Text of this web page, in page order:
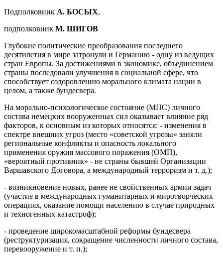
Подполковник А. БОСЫХ,
подполковник М. ШИГОВ
Глубокие политические преобразования последнего
десятилетия в мире затронули и Германию - одну из ведущих
стран Европы. За достижениями в экономике, объединением
страны последовали улучшения в социальной сфере, что
способствует оздоровлению морального климата нации в
целом, а также бундесвера.
На морально-психологическое состояние (МПС) личного
состава немецких вооруженных сил оказывает влияние ряд
факторов, к основным из которых относятся: - изменения в
спектре внешних угроз (место «советской угрозы» заняли
региональные конфликты и опасность локального
применения оружия массового поражения (ОМП),
«вероятный противник» - не страны бывшей Организации
Варшавского Договора, а международный терроризм и т. д.);
- возникновение новых, ранее не свойственных армии задач
(участие в международных гуманитарных и миротворческих
операциях, оказание помощи населению в случае природных
и техногенных катастроф);
- проведение широкомасштабной реформы бундесвера
(реструктуризация, сокращение численности личного состава,
перевооружение и т. п.);